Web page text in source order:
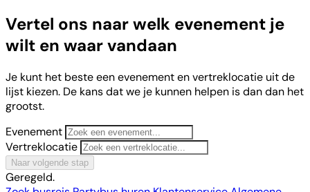
Vertel ons naar welk evenement je
wilt en waar vandaan
Je kunt het beste een evenement en vertreklocatie uit de
lijst kiezen. De kans dat we je kunnen helpen is dan dan het
grootst.
Evenement
Vertreklocatie
Naar volgende stap
Geregeld.